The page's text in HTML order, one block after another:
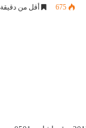
675 أقل من دقيقة